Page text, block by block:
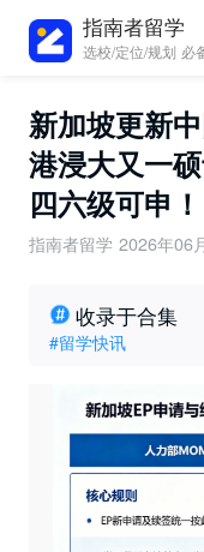
指南者留学
选校/定位/规划 必
新加坡更新
港浸大又一
四六级可申！
指南者留学 2026年06
收录于合集
#留学快讯